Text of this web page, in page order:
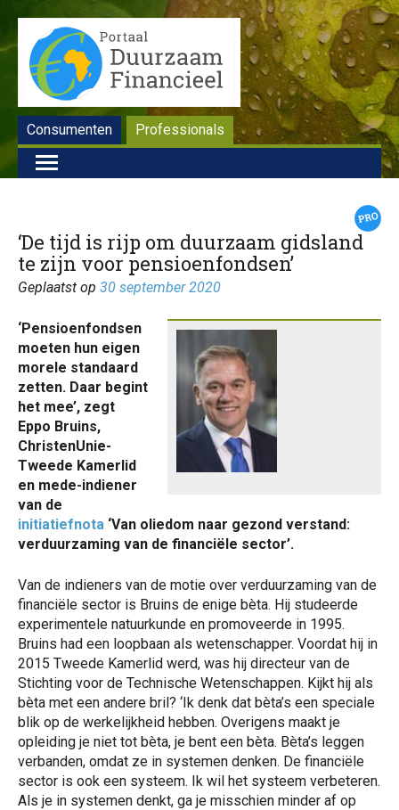
Consumenten Professionals
‘De tijd is rijp om duurzaam gidsland
te zijn voor pensioenfondsen’
Geplaatst op 30 september 2020
‘Pensioenfondsen
moeten hun eigen
morele standaard
zetten. Daar begint
het mee’, zegt
Eppo Bruins,
ChristenUnie-
Tweede Kamerlid
en mede-indiener
van de
initiatiefnota ‘Van oliedom naar gezond verstand:
verduurzaming van de financiële sector’.
Van de indieners van de motie over verduurzaming van de
financiële sector is Bruins de enige bèta. Hij studeerde
experimentele natuurkunde en promoveerde in 1995.
Bruins had een loopbaan als wetenschapper. Voordat hij in
2015 Tweede Kamerlid werd, was hij directeur van de
Stichting voor de Technische Wetenschappen. Kijkt hij als
bèta met een andere bril? ‘Ik denk dat bèta’s een speciale
blik op de werkelijkheid hebben. Overigens maakt je
opleiding je niet tot bèta, je bent een bèta. Bèta’s leggen
verbanden, omdat ze in systemen denken. De financiële
sector is ook een systeem. Ik wil het systeem verbeteren.
Als je in systemen denkt, ga je misschien minder af op